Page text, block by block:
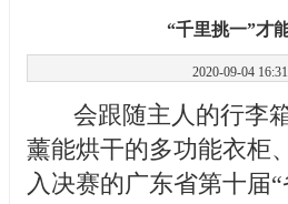
“千里挑一”才
2020-09-04
会跟随主人的行李箱
薰能烘干的多功能衣
入决赛的广东省第十届